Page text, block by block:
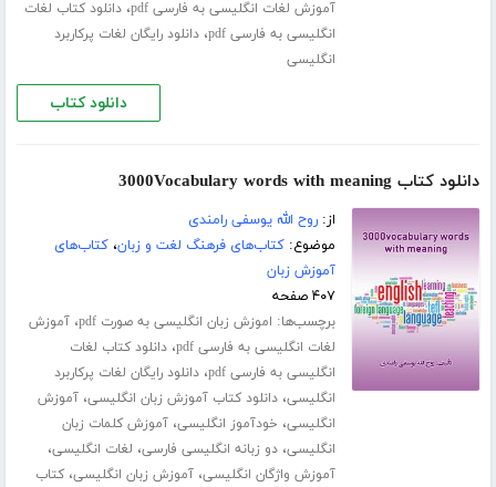
آموزش لغات انگلیسی به فارسی pdf ،دانلود کتاب لغات
انگلیسی به فارسی pdf
،دانلود رایگان لغات پرکاربرد
انگلیسی
دانلود کتاب
دانلود کتاب 3000Vocabulary words with meaning
از:روح الله یوسفی رامندی
موضوع:کتاب‌های فرهنگ لغت و زبان،کتاب‌های
آموزش زبان
۴۰۷ صفحه
برچسب‌ها: اموزش زبان انگلیسی به صورت pdf ،آموزش
لغات انگلیسی به فارسی pdf
،دانلود کتاب لغات
انگلیسی به فارسی pdf
،دانلود رایگان لغات پرکاربرد
انگلیسی،دانلود کتاب آموزش زبان انگلیسی،آموزش
انگلیسی، خودآموز انگلیسی،آموزش کلمات زبان
انگلیسی،دو زبانه انگلیسی فارسی، لغات انگلیسی،
آموزش واژگان انگلیسی،آموزش زبان انگلیسی،کتاب